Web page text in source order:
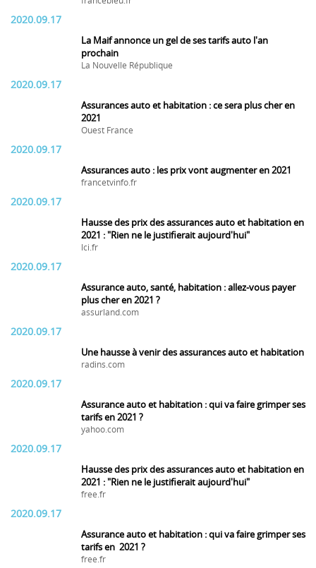
2020.09.17
La Maif annonce un gel de ses tarifs auto l'an
prochain
La Nouvelle République
2020.09.17
Assurances auto et habitation : ce sera plus cher en
2021
Ouest France
2020.09.17
Assurances auto : les prix vont augmenter en 2021
francetvinfo.fr
2020.09.17
Hausse des prix des assurances auto et habitation en
2021 : "Rien ne le justifierait aujourd'hui"
lci.fr
2020.09.17
Assurance auto, santé, habitation : allez-vous payer
plus cher en 2021 ?
assurland.com
2020.09.17
Une hausse à venir des assurances auto et habitation
radins.com
2020.09.17
Assurance auto et habitation : qui va faire grimper ses
tarifs en 2021 ?
yahoo.com
2020.09.17
Hausse des prix des assurances auto et habitation en
2021 : "Rien ne le justifierait aujourd'hui"
free.fr
2020.09.17
Assurance auto et habitation : qui va faire grimper ses
tarifs en 2021 ?
free.fr